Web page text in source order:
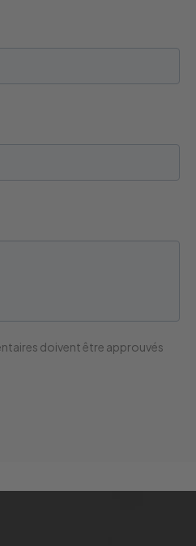
doivent être approuvés